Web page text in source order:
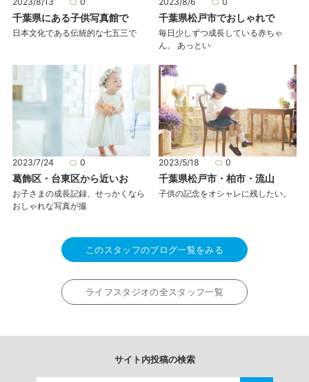
千葉県にある子供写真館で
日本文化である伝統的な七五三で
千葉県松戸市でおしゃれで
毎日少しずつ成長している赤ちゃ
ん。 あっとい
2023/7/24 0
葛飾区・台東区から近いお
お子さまの成長記録、せっかくなら
おしゃれな写真が撮
2023/5/18 0
千葉県松戸市・柏市・流山
子供の記念をオシャレに残したい。
このスタッフのブログ一覧をみる
ライフスタジオの全スタッフ一覧
サイト内投稿の検索